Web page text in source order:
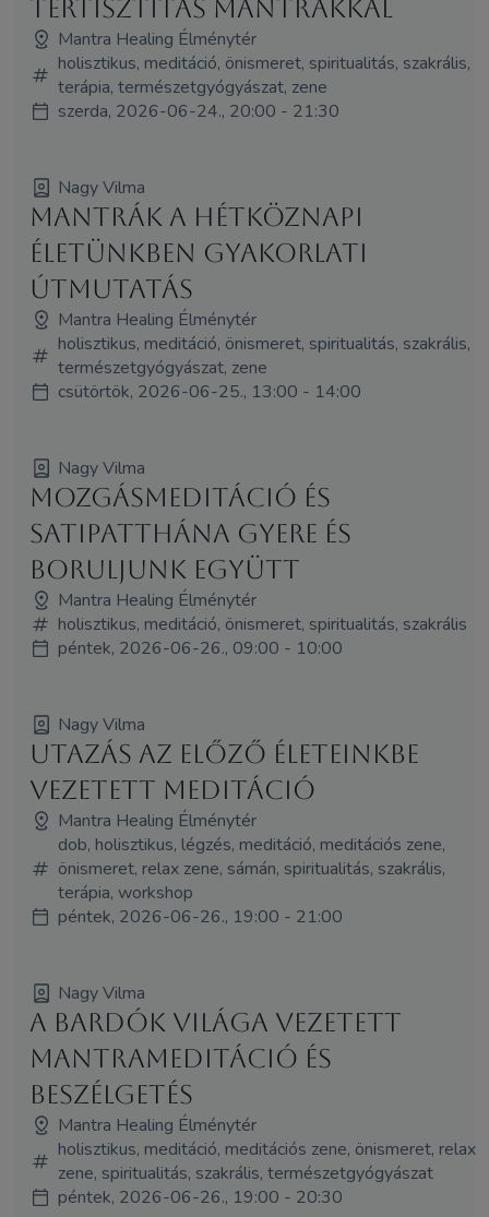
tértisztítás mantrákkal
Mantra Healing Élménytér
holisztikus, meditáció, önismeret, spiritualitás, szakrális,
terápia, természetgyógyászat, zene
szerda, 2026-06-24., 20:00 - 21:30
Nagy Vilma
Mantrák a hétköznapi
életünkben gyakorlati
útmutatás
Mantra Healing Élménytér
holisztikus, meditáció, önismeret, spiritualitás, szakrális,
természetgyógyászat, zene
csütörtök, 2026-06-25., 13:00 - 14:00
Nagy Vilma
Mozgásmeditáció és
Satipatthána Gyere és
boruljunk együtt
Mantra Healing Élménytér
holisztikus, meditáció, önismeret, spiritualitás, szakrális
péntek, 2026-06-26., 09:00 - 10:00
Nagy Vilma
Utazás az előző életeinkbe
vezetett meditáció
Mantra Healing Élménytér
dob, holisztikus, légzés, meditáció, meditációs zene,
önismeret, relax zene, sámán, spiritualitás, szakrális,
terápia, workshop
péntek, 2026-06-26., 19:00 - 21:00
Nagy Vilma
A Bardók világa vezetett
mantrameditáció és
beszélgetés
Mantra Healing Élménytér
holisztikus, meditáció, meditációs zene, önismeret, relax
zene, spiritualitás, szakrális, természetgyógyászat
péntek, 2026-06-26., 19:00 - 20:30